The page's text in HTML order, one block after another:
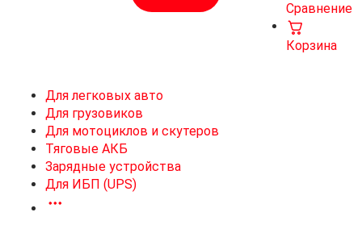
Сравнение
Корзина
Для легковых авто
Для грузовиков
Для мотоциклов и скутеров
Тяговые АКБ
Зарядные устройства
Для ИБП (UPS)